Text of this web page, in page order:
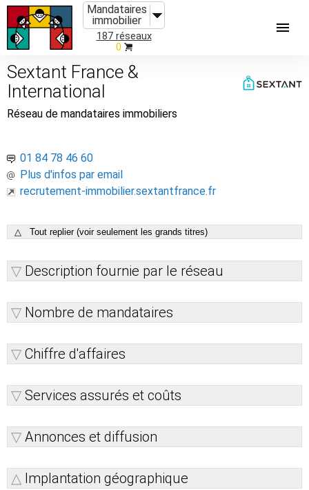
Mandataires
immobilier
187 réseaux
0
Sextant France &
International
Réseau de mandataires immobiliers
01 84 78 46 60
Plus d'infos par email
recrutement-immobilier.sextantfrance.fr
△ Tout replier (voir seulement les grands titres)
Description fournie par le réseau
Nombre de mandataires
Chiffre d'affaires
Services assurés et coûts
Annonces et diffusion
Implantation géographique